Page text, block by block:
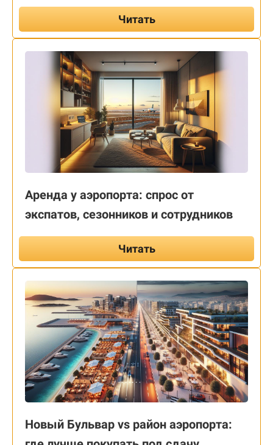
Читать
Аренда у аэропорта: спрос от
экспатов, сезонников и сотрудников
Читать
Новый Бульвар vs район аэропорта: